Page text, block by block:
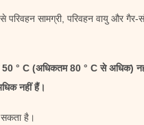
सामग्री, परिवहन वायु और गैर-
50 ° C (अधिकतम 80 ° C से अधिक)
नहीं हैं।
है।